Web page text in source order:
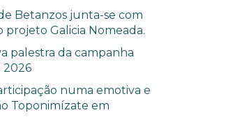
Betanzos junta-se com
projeto Galicia Nomeada.
palestra da campanha
2026
numa emotiva e
Toponimízate em